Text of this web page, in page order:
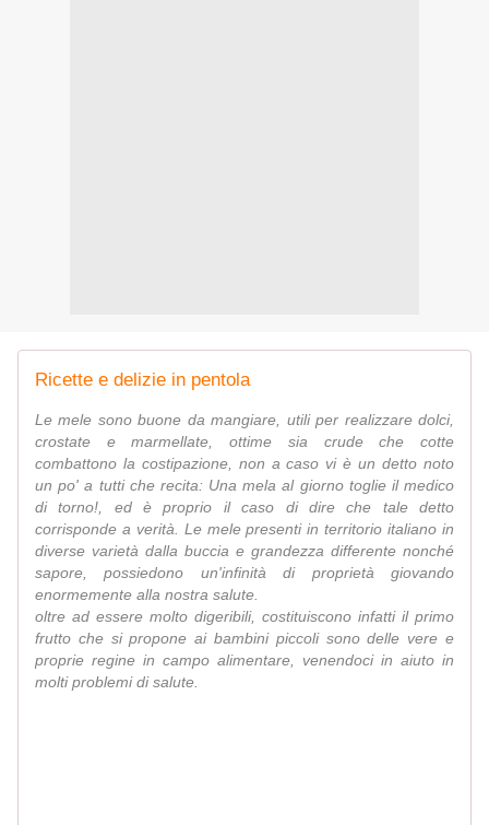
Ricette e delizie in pentola
Le mele sono buone da mangiare, utili per realizzare dolci,
crostate e marmellate, ottime sia crude che cotte
combattono la costipazione, non a caso vi è un detto noto
un po' a tutti che recita: Una mela al giorno toglie il medico
di torno!, ed è proprio il caso di dire che tale detto
corrisponde a verità. Le mele presenti in territorio italiano in
diverse varietà dalla buccia e grandezza differente nonché
sapore, possiedono un'infinità di proprietà giovando
enormemente alla nostra salute.
oltre ad essere molto digeribili, costituiscono infatti il primo
frutto che si propone ai bambini piccoli sono delle vere e
proprie regine in campo alimentare, venendoci in aiuto in
molti problemi di salute.